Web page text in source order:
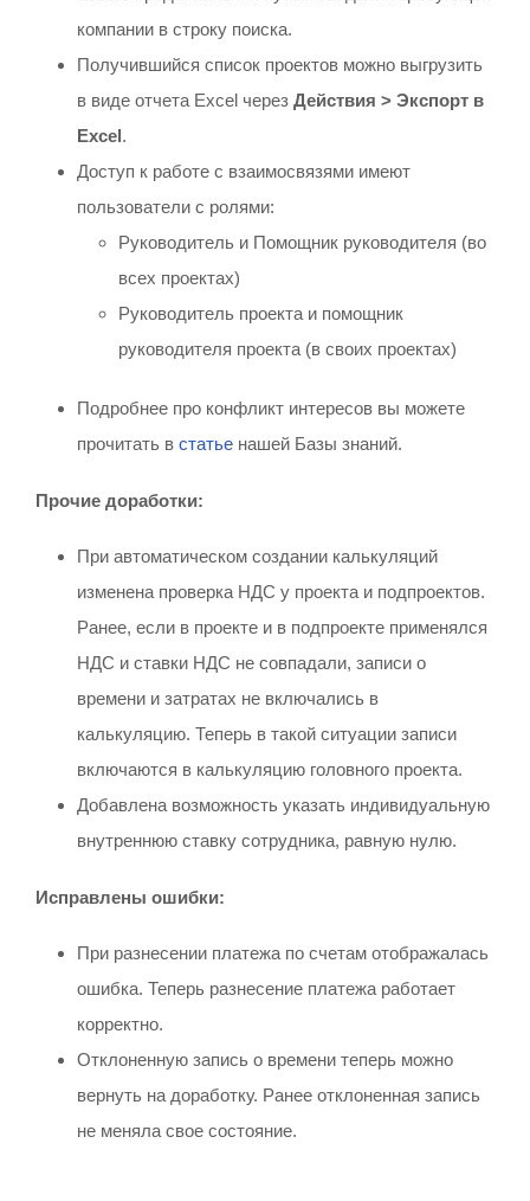
компании в строку поиска.
Получившийся список проектов можно выгрузить
в виде отчета Excel через Действия > Экспорт в
Excel.
Доступ к работе с взаимосвязями имеют
пользователи с ролями:
Руководитель и Помощник руководителя (во
всех проектах)
Руководитель проекта и помощник
руководителя проекта (в своих проектах)
Подробнее про конфликт интересов вы можете
прочитать в статье нашей Базы знаний.
Прочие доработки:
При автоматическом создании калькуляций
изменена проверка НДС у проекта и подпроектов.
Ранее, если в проекте и в подпроекте применялся
НДС и ставки НДС не совпадали, записи о
времени и затратах не включались в
калькуляцию. Теперь в такой ситуации записи
включаются в калькуляцию головного проекта.
Добавлена возможность указать индивидуальную
внутреннюю ставку сотрудника, равную нулю.
Исправлены ошибки:
При разнесении платежа по счетам отображалась
ошибка. Теперь разнесение платежа работает
корректно.
Отклоненную запись о времени теперь можно
вернуть на доработку. Ранее отклоненная запись
не меняла свое состояние.